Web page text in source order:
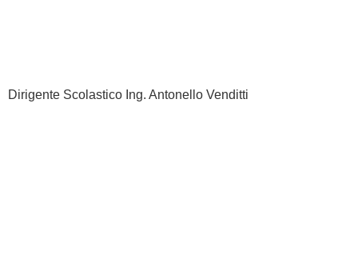
Dirigente Scolastico Ing. Antonello Venditti